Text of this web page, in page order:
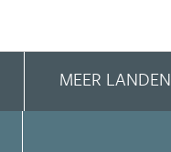
MEER LANDEN